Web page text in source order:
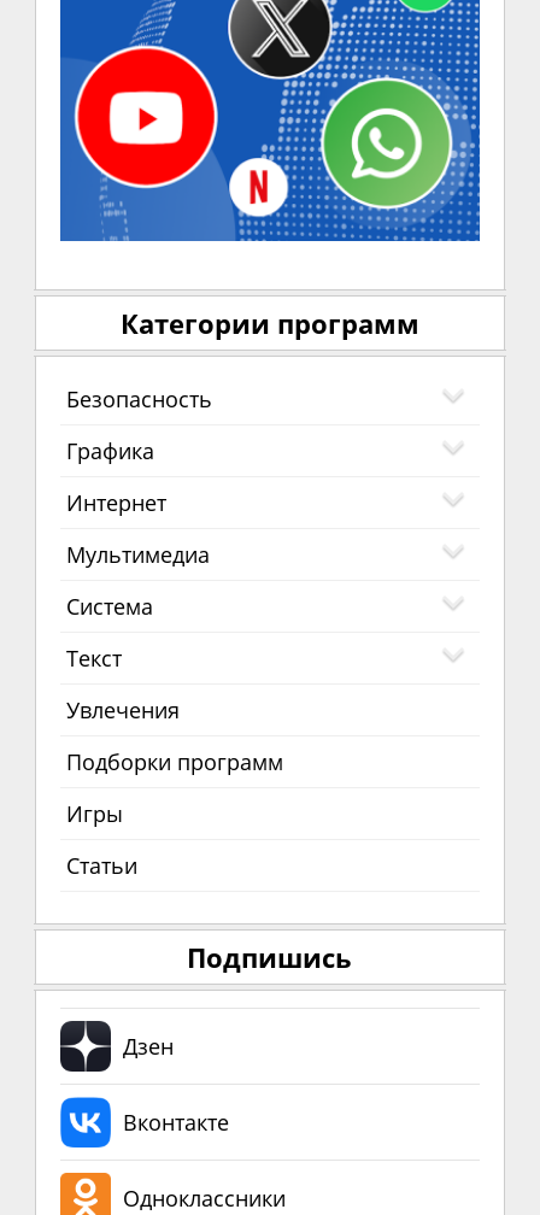
Категории программ
Безопасность
Графика
Интернет
Мультимедиа
Система
Текст
Увлечения
Подборки программ
Игры
Статьи
Подпишись
Дзен
Вконтакте
Одноклассники